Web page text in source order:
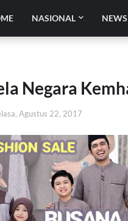
NASIONAL NEWS
Negara
Agustus 22, 2017